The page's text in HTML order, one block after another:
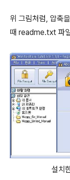
위 그림처럼, 압축
때 readme.txt 파
설치